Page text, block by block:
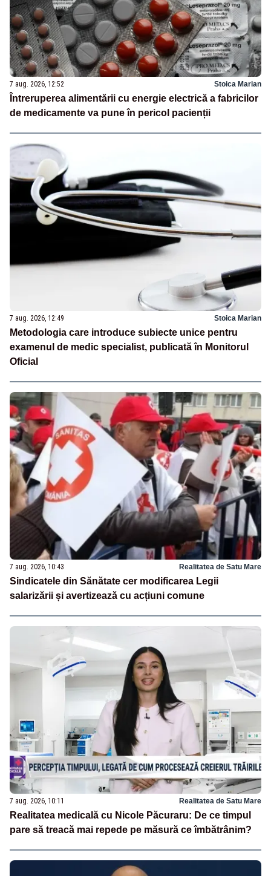
7 aug. 2026, 12:52 Stoica Marian
Întreruperea alimentării cu energie electrică a fabricilor
de medicamente va pune în pericol pacienții
7 aug. 2026, 12:49 Stoica Marian
Metodologia care introduce subiecte unice pentru
examenul de medic specialist, publicată în Monitorul
Oficial
7 aug. 2026, 10:43 Realitatea de Satu Mare
Sindicatele din Sănătate cer modificarea Legii
salarizării și avertizează cu acțiuni comune
7 aug. 2026, 10:11 Realitatea de Satu Mare
Realitatea medicală cu Nicole Păcuraru: De ce timpul
pare să treacă mai repede pe măsură ce îmbătrânim?